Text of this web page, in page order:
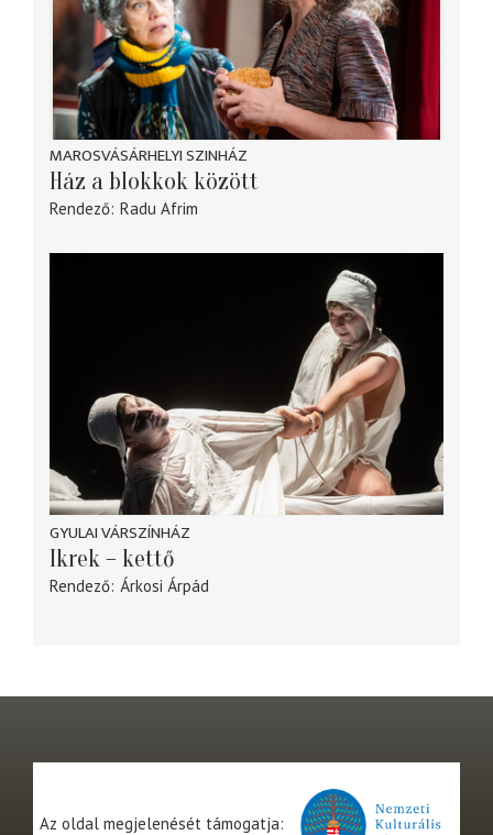
MAROSVÁSÁRHELYI SZINHÁZ
Ház a blokkok között
Rendező Radu Afrim
GYULAI VÁRSZÍNHÁZ
Ikrek – kettő
Rendező Árkosi Árpád
Az oldal megjelenését támogatja: